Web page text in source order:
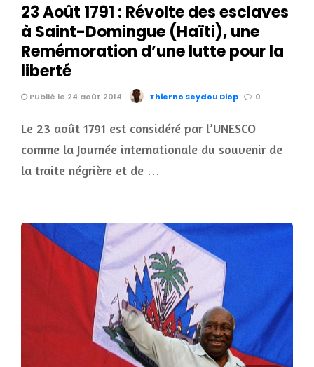
23 Août 1791 : Révolte des esclaves
à Saint-Domingue (Haïti), une
Remémoration d’une lutte pour la
liberté
Publié le 24 août 2014 Thierno Seydou Diop 0
Le 23 août 1791 est considéré par l’UNESCO
comme la Journée internationale du souvenir de
la traite négrière et de …